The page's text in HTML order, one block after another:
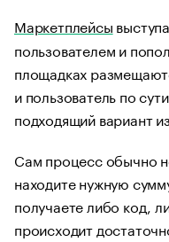
Маркетплейсы
пользователем и
площадках
и пользователь по
подходящий вариант
Сам процесс обычно
находите нужную
получаете либо код,
происходит